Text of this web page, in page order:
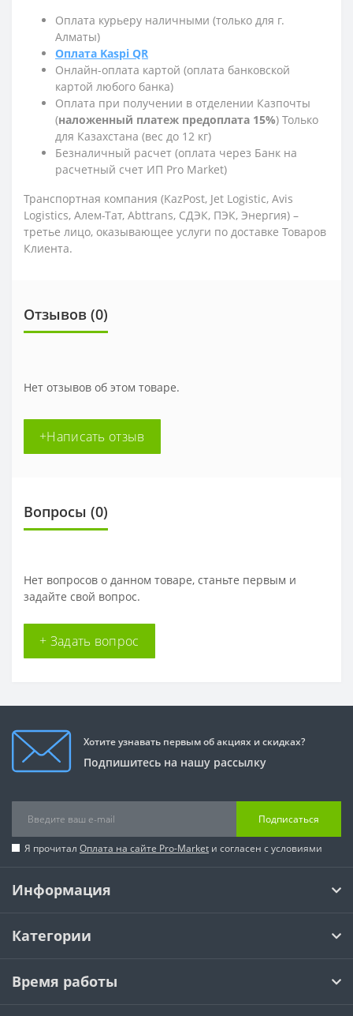
Оплата курьеру наличными (только для г.
Алматы)
Оплата Kaspi QR
Онлайн-оплата картой (оплата банковской
картой любого банка)
Оплата при получении в отделении Казпочты
(наложенный платеж предоплата 15%) Только
для Казахстана (вес до 12 кг)
Безналичный расчет (оплата через Банк на
расчетный счет ИП Pro Market)
Транспортная компания (KazPost, Jet Logistic, Avis
Logistics, Алем-Тат, Abttrans, СДЭК, ПЭК, Энергия) –
третье лицо, оказывающее услуги по доставке Товаров
Клиента.
Отзывов (0)
Нет отзывов об этом товаре.
+Написать отзыв
Вопросы (0)
Нет вопросов о данном товаре, станьте первым и
задайте свой вопрос.
+ Задать вопрос
Хотите узнавать первым об акциях и скидках?
Подпишитесь на нашу рассылку
Подписаться
Я прочитал Оплата на сайте Pro-Market и согласен с условиями
Информация
Категории
Время работы